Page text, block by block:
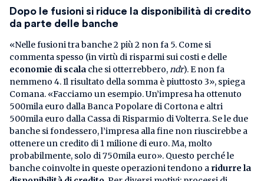
Dopo le fusioni si riduce la disponibilità di credito
da parte delle banche
«Nelle fusioni tra banche 2 più 2 non fa 5. Come si
commenta spesso (in virtù di risparmi sui costi e delle
economie di scala che si otterrebbero,ndr). E non fa
nemmeno 4. Il risultato della somma è piuttosto 3», spiega
Comana. «Facciamo un esempio. Un’impresa ha ottenuto
500mila euro dalla Banca Popolare di Cortona e altri
500mila euro dalla Cassa di Risparmio di Volterra. Se le due
banche si fondessero, l’impresa alla fine non riuscirebbe a
ottenere un credito di 1 milione di euro. Ma, molto
probabilmente, solo di 750mila euro». Questo perché le
banche coinvolte in queste operazioni tendono a ridurre la